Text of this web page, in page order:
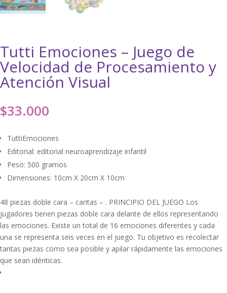
Tutti Emociones – Juego de
Velocidad de Procesamiento y
Atención Visual
$33.000
TuttiEmociones
Editorial: editorial neuroaprendizaje infantil
Peso: 500 gramos
Dimensiones: 10cm X 20cm X 10cm
48 piezas doble cara – caritas – . PRINCIPIO DEL JUEGO Los
jugadores tienen piezas doble cara delante de ellos representando
las emociones. Existe un total de 16 emociones diferentes y cada
una se representa seis veces en el juego. Tu objetivo es recolectar
tantas piezas como sea posible y apilar rápidamente las emociones
que sean idénticas.